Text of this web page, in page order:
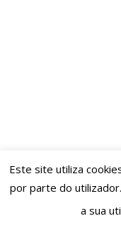
Este site utiliza
por parte do
a sua